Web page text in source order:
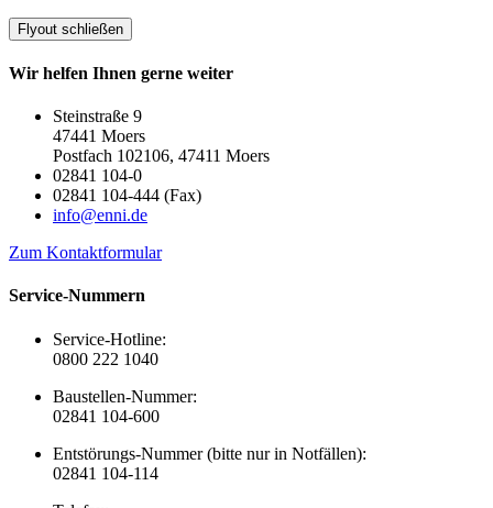
Flyout schließen
Wir helfen Ihnen gerne weiter
Steinstraße 9
47441 Moers
Postfach 102106, 47411 Moers
02841 104-0
02841 104-444 (Fax)
info@enni.de
Zum Kontaktformular
Service-Nummern
Service-Hotline:
0800 222 1040
Baustellen-Nummer:
02841 104-600
Entstörungs-Nummer (bitte nur in Notfällen):
02841 104-114